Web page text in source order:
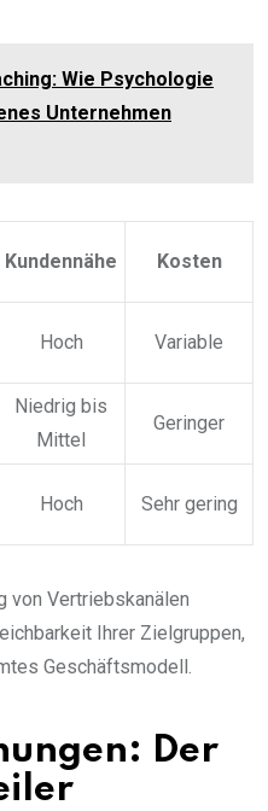
Wie Psychologie
Unternehmen
Kundennähe Kosten
Hoch Variable
Niedrig bis
Mittel
Geringer
Hoch Sehr gering
von Vertriebskanälen
Ihrer Zielgruppen,
Geschäftsmodell.
Der